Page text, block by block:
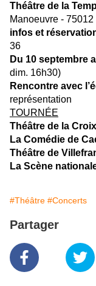
Théâtre de la
Manoeuvre -
infos et
36
Du 10 septembre
dim. 16h30)
Rencontre avec
représentation
TOURNÉE
Théâtre de la
La Comédie de
Théâtre de
La Scène
#Théâtre #Concerts
Partager